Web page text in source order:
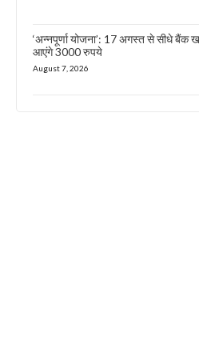
‘अन्नपूर्णा योजना’: 17 अगस्त से सीधे बैंक
आएंगे 3000 रुपये
August 7, 2026